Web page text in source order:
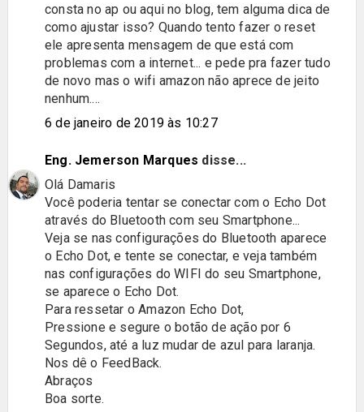
consta no ap ou aqui no blog, tem alguma dica de
como ajustar isso? Quando tento fazer o reset
ele apresenta mensagem de que está com
problemas com a internet... e pede pra fazer tudo
de novo mas o wifi amazon não aprece de jeito
nenhum....
6 de janeiro de 2019 às 10:27
Eng. Jemerson Marques disse...
Olá Damaris
Você poderia tentar se conectar com o Echo Dot
através do Bluetooth com seu Smartphone...
Veja se nas configurações do Bluetooth aparece
o Echo Dot, e tente se conectar, e veja também
nas configurações do WIFI do seu Smartphone,
se aparece o Echo Dot.
Para ressetar o Amazon Echo Dot,
Pressione e segure o botão de ação por 6
Segundos, até a luz mudar de azul para laranja.
Nos dê o FeedBack.
Abraços
Boa sorte.